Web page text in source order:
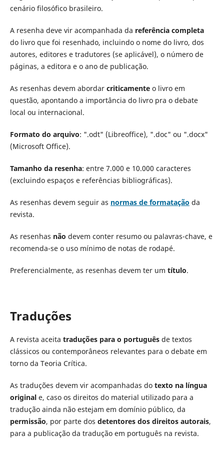
cenário filosófico brasileiro.
A resenha deve vir acompanhada da referência completa
do livro que foi resenhado, incluindo o nome do livro, dos
autores, editores e tradutores (se aplicável), o número de
páginas, a editora e o ano de publicação.
As resenhas devem abordar criticamenteo livro em
questão, apontando a importância do livro pra o debate
local ou internacional.
Formato do arquivo: ".odt" (Libreoffice), ".doc" ou ".docx"
(Microsoft Office).
Tamanho da resenha: entre 7.000 e 10.000 caracteres
(excluindo espaços e referências bibliográficas).
As resenhas devem seguir as normas de formatação da
revista.
As resenhas não devem conter resumo ou palavras-chave, e
recomenda-se o uso mínimo de notas de rodapé.
Preferencialmente, as resenhas devem ter um título.
Traduções
A revista aceita traduções para o portuguêsde textos
clássicos ou contemporâneos relevantes para o debate em
torno da Teoria Crítica.
As traduções devem vir acompanhadas dotexto na língua
originale, caso os direitos do material utilizado para a
tradução ainda não estejam em domínio público, da
permissão, por parte dos detentores dos direitos autorais,
para a publicação da tradução em português na revista.